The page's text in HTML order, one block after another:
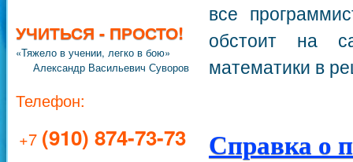
УЧИТЬСЯ - ПРОСТО!
«Тяжело в учении, легко в бою»
Александр Васильевич Суворов
Телефон:
+7 (910) 874-73-73
все
обстоит на
математики в
Справка о